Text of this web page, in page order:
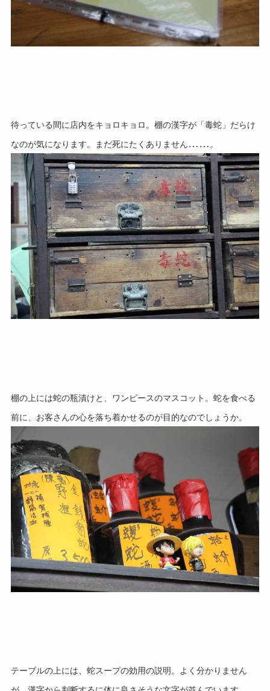
待っている間に店内をキョロキョロ。 棚の漢字が「毒蛇」だらけ
なのが気になります。
まだ死にたくありません……。
棚の上には蛇の瓶漬けと、ワンピースのマスコット。 蛇を食べる
前に、お客さんの心を落ち着かせるのが目的なのでしょうか。
テーブルの上には、蛇スープの効用の説明。 よく分かりません